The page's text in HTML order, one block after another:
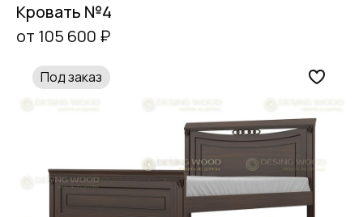
Кровать №4
от 105 600 ₽
Под заказ